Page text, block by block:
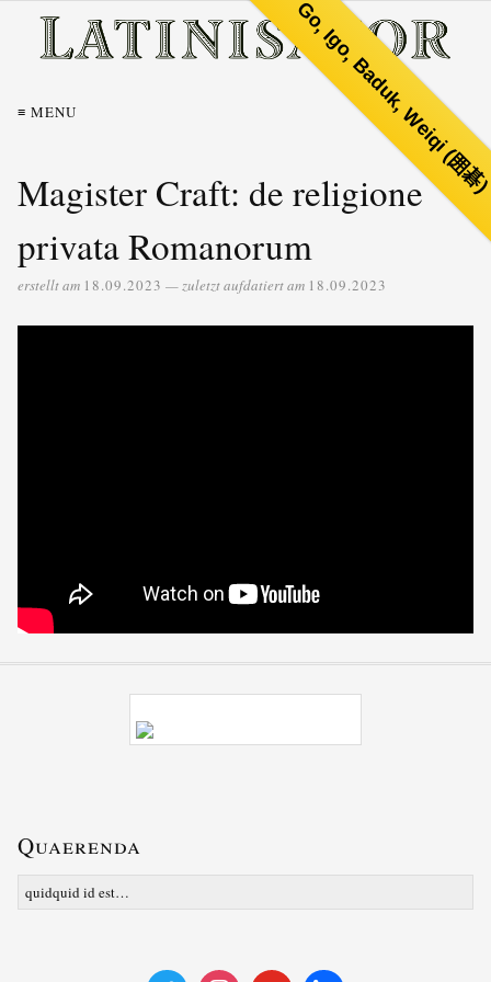
Go, Igo, Baduk, Weiqi
≡ MENU
Magister Craft: de religione
privata Romanorum
erstellt am 18.09.2023 — zuletzt aufdatiert am 18.09.2023
Quaerenda